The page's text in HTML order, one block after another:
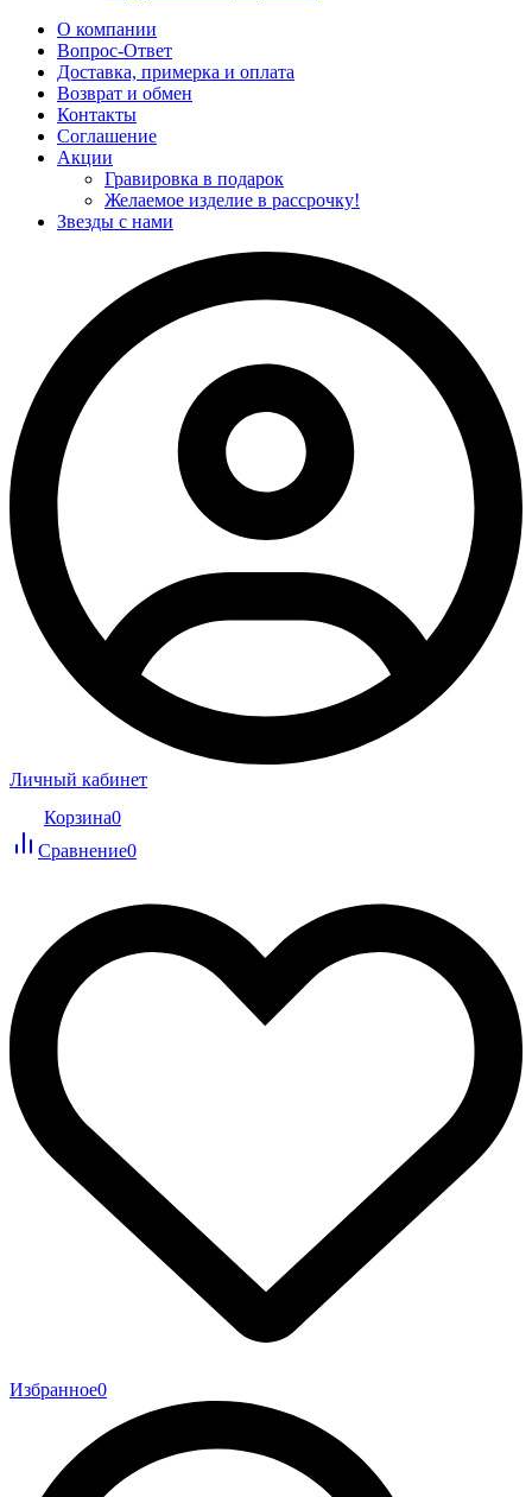
О компании
Вопрос-Ответ
Доставка, примерка и оплата
Возврат и обмен
Контакты
Соглашение
Акции
Гравировка в подарок
Желаемое изделие в рассрочку!
Звезды с нами
Личный кабинет
Корзина0
Сравнение0
Избранное0